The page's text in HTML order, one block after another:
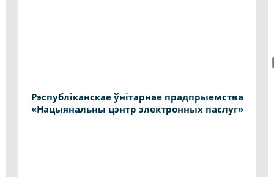
Рэспубліканскае ўнітарнае прадпрыемства
«Нацыянальны цэнтр электронных паслуг»